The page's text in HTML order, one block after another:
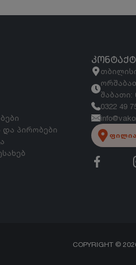
და პირობები
შაბათი:
0322 49
COPYRIGHT ©